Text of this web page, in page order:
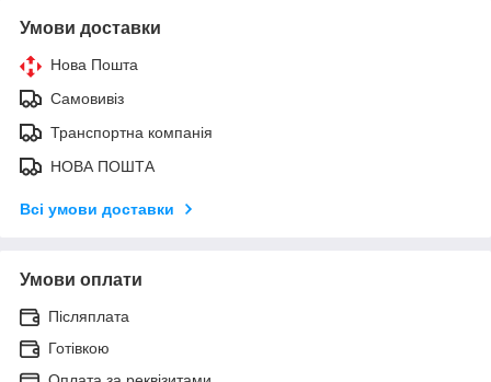
Умови доставки
Нова Пошта
Самовивіз
Транспортна компанія
НОВА ПОШТА
Всі умови доставки
Умови оплати
Післяплата
Готівкою